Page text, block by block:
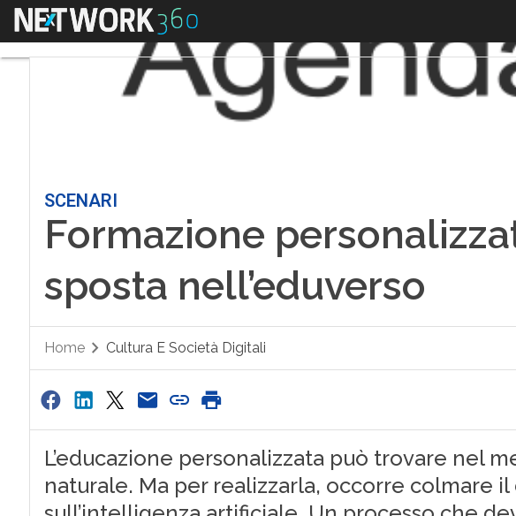
Menu
SCENARI
Formazione
sposta nell’eduverso
Home Cultura E Società Digitali
L’educazione personalizzata può trovare nel
naturale. Ma per realizzarla, occorre colmare